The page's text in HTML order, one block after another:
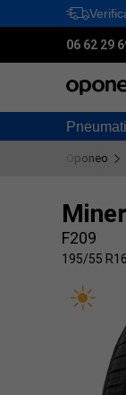
06 62 29
Oponeo
F209
195/55